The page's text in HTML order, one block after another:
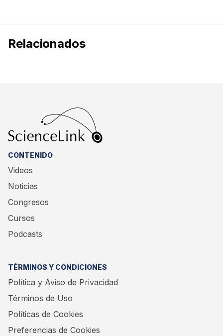
Relacionados
CONTENIDO
Videos
Noticias
Congresos
Cursos
Podcasts
TÉRMINOS Y CONDICIONES
Política y Aviso de Privacidad
Términos de Uso
Políticas de Cookies
Preferencias de Cookies